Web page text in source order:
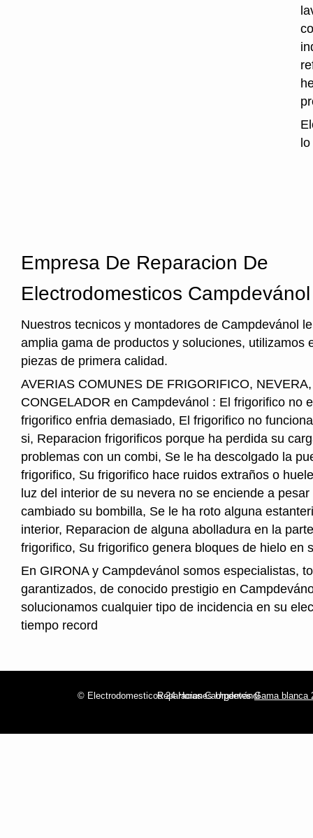
Empresa De Reparacion De
Electrodomesticos Campdevánol
Nuestros tecnicos y montadores de Campdevánol
amplia gama de productos y soluciones, utilizamos
piezas de primera calidad.
AVERIAS COMUNES DE FRIGORIFICO,
CONGELADOR en Campdevánol : El frigorifico no
frigorifico enfria demasiado, El frigorifico no
si, Reparacion frigorificos porque ha perdida su
problemas con un combi, Se le ha descolgado la
frigorifico, Su frigorifico hace ruidos extraños o
luz del interior de su nevera no se enciende a
cambiado su bombilla, Se le ha roto alguna
interior, Reparacion de alguna abolladura en la
frigorifico, Su frigorifico genera bloques de hielo en
En GIRONA y Campdevánol somos especialistas,
garantizados, de conocido prestigio en
solucionamos cualquier tipo de incidencia en su
tiempo record
© Electrodomesticos 24 Horas Campdevánol
Reparaciones UrgentesGama blanca